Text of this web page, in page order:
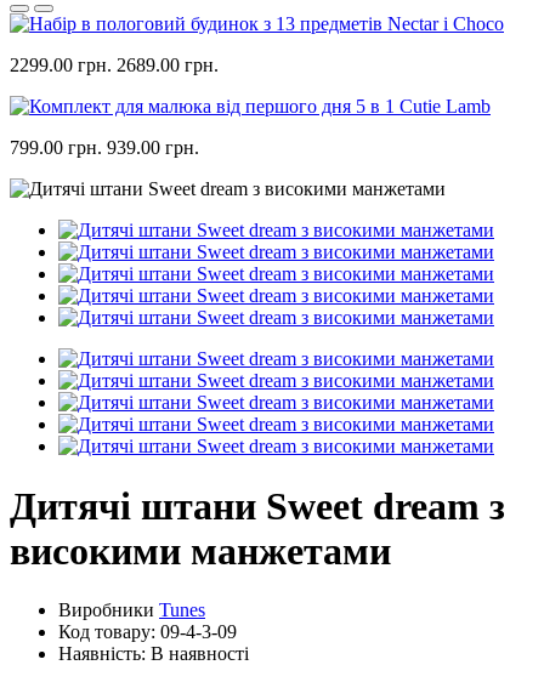
2299.00 грн. 2689.00 грн.
799.00 грн. 939.00 грн.
Дитячі штани Sweet dream з
високими манжетами
Виробники Tunes
Код товару: 09-4-3-09
Наявність: В наявності